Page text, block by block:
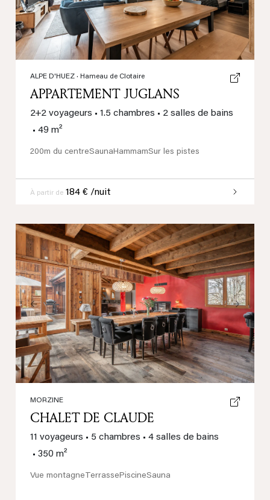
ALPE D'HUEZ · Hameau de Clotaire
APPARTEMENT JUGLANS
2+2 voyageurs • 1.5 chambres • 2 salles de bains
• 49 m²
200m du centreSaunaHammamSur les pistes
À partir de 184 € /nuit
Previous Next
MORZINE
CHALET DE CLAUDE
11 voyageurs • 5 chambres • 4 salles de bains
• 350 m²
Vue montagneTerrassePiscineSauna